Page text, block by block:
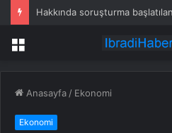
Menü
Anasayfa / Ekonomi
Ekonomi